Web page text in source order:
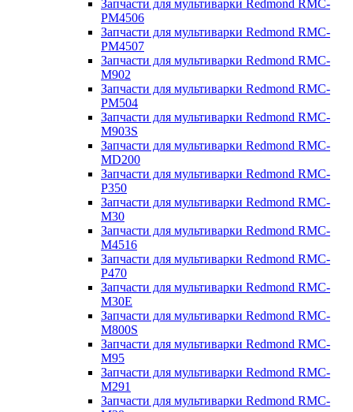
Запчасти для мультиварки Redmond RMC-
PM4506
Запчасти для мультиварки Redmond RMC-
PM4507
Запчасти для мультиварки Redmond RMC-
M902
Запчасти для мультиварки Redmond RMC-
PM504
Запчасти для мультиварки Redmond RMC-
M903S
Запчасти для мультиварки Redmond RMC-
MD200
Запчасти для мультиварки Redmond RMC-
P350
Запчасти для мультиварки Redmond RMC-
M30
Запчасти для мультиварки Redmond RMC-
M4516
Запчасти для мультиварки Redmond RMC-
P470
Запчасти для мультиварки Redmond RMC-
M30E
Запчасти для мультиварки Redmond RMC-
M800S
Запчасти для мультиварки Redmond RMC-
M95
Запчасти для мультиварки Redmond RMC-
M291
Запчасти для мультиварки Redmond RMC-